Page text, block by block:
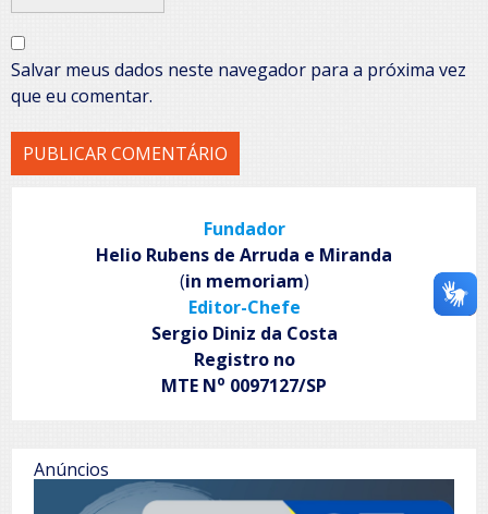
Salvar meus dados neste navegador para a próxima vez
que eu comentar.
Fundador
Helio Rubens de Arruda e Miranda
(in memoriam)
Editor-Chefe
Sergio Diniz da Costa
Registro no
MTE No 0097127/SP
Anúncios